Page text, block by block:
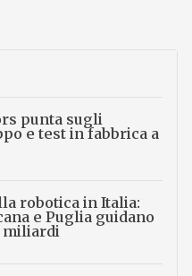
punta sugli
e test in fabbrica a
robotica in Italia:
e Puglia guidano
miliardi